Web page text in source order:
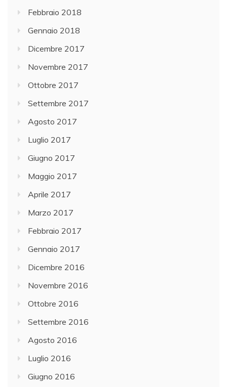
Febbraio 2018
Gennaio 2018
Dicembre 2017
Novembre 2017
Ottobre 2017
Settembre 2017
Agosto 2017
Luglio 2017
Giugno 2017
Maggio 2017
Aprile 2017
Marzo 2017
Febbraio 2017
Gennaio 2017
Dicembre 2016
Novembre 2016
Ottobre 2016
Settembre 2016
Agosto 2016
Luglio 2016
Giugno 2016